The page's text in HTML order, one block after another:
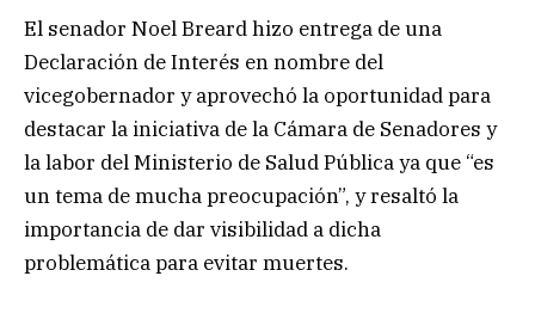
El senador Noel Breard hizo entrega de una
Declaración de Interés en nombre del
vicegobernador y aprovechó la oportunidad para
destacar la iniciativa de la Cámara de Senadores y
la labor del Ministerio de Salud Pública ya que “es
un tema de mucha preocupación”, y resaltó la
importancia de dar visibilidad a dicha
problemática para evitar muertes.